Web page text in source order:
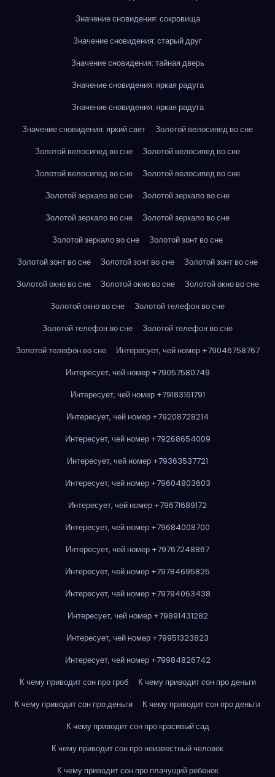
Значение сновидения: сокровища
Значение сновидения: старый друг
Значение сновидения: тайная дверь
Значение сновидения: яркая радуга
Значение сновидения: яркая радуга
Значение сновидения: яркий свет
Золотой велосипед во сне
Золотой велосипед во сне
Золотой велосипед во сне
Золотой велосипед во сне
Золотой велосипед во сне
Золотой зеркало во сне
Золотой зеркало во сне
Золотой зеркало во сне
Золотой зеркало во сне
Золотой зеркало во сне
Золотой зонт во сне
Золотой зонт во сне
Золотой зонт во сне
Золотой зонт во сне
Золотой окно во сне
Золотой окно во сне
Золотой окно во сне
Золотой окно во сне
Золотой телефон во сне
Золотой телефон во сне
Золотой телефон во сне
Золотой телефон во сне
Интересует, чей номер +79046758767
Интересует, чей номер +79057580749
Интересует, чей номер +79183161791
Интересует, чей номер +79208728214
Интересует, чей номер +79268654009
Интересует, чей номер +79363537721
Интересует, чей номер +79604803603
Интересует, чей номер +79671689172
Интересует, чей номер +79684008700
Интересует, чей номер +79767248867
Интересует, чей номер +79784695825
Интересует, чей номер +79794063438
Интересует, чей номер +79891431282
Интересует, чей номер +79951323823
Интересует, чей номер +79984826742
К чему приводит сон про гроб
К чему приводит сон про деньги
К чему приводит сон про деньги
К чему приводит сон про деньги
К чему приводит сон про красивый сад
К чему приводит сон про неизвестный человек
К чему приводит сон про плачущий ребенок